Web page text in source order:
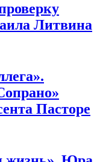
Литвина
Пасторе